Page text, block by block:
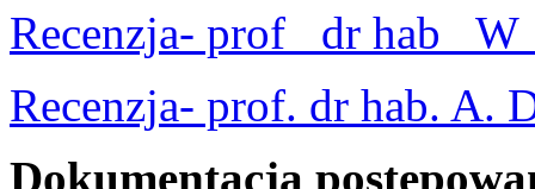
Recenzja- prof_ dr hab_
Recenzja- prof. dr hab. A.
Dokumentacja